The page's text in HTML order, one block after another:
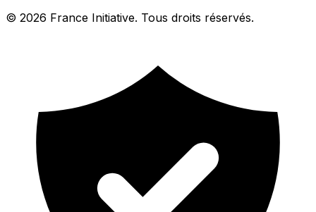
© 2026 France Initiative. Tous droits réservés.